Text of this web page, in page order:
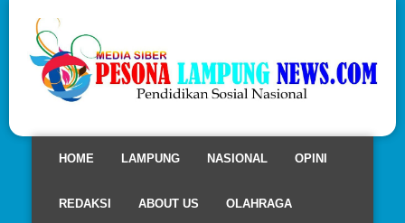
HOME LAMPUNG NASIONAL OPINI
REDAKSI ABOUT US OLAHRAGA